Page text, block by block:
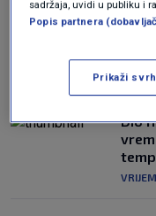
NAJČITANIJE
Dio
sadržaja, uvidi u publiku i
Popis partnera
Prikaži